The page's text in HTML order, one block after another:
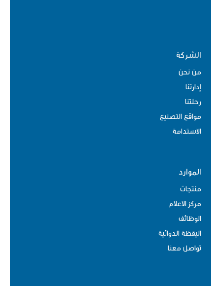
الشركة
من نحن
إدارتنا
رحلتنا
مواقع التصنيع
الاستدامة
الموارد
منتجات
مركز الاعلام
الوظائف
اليقظة الدوائية
تواصل معنا